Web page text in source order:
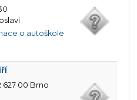
o autoškole
627 00 Brno